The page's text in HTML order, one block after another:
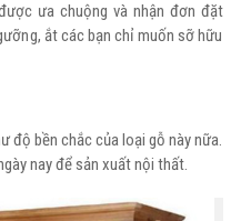
ưa chuộng và nhận đơn đặt
ắt các bạn chỉ muốn sỡ hữu
độ bền chắc của loại gỗ này nữa.
nay để sản xuất nội thất.